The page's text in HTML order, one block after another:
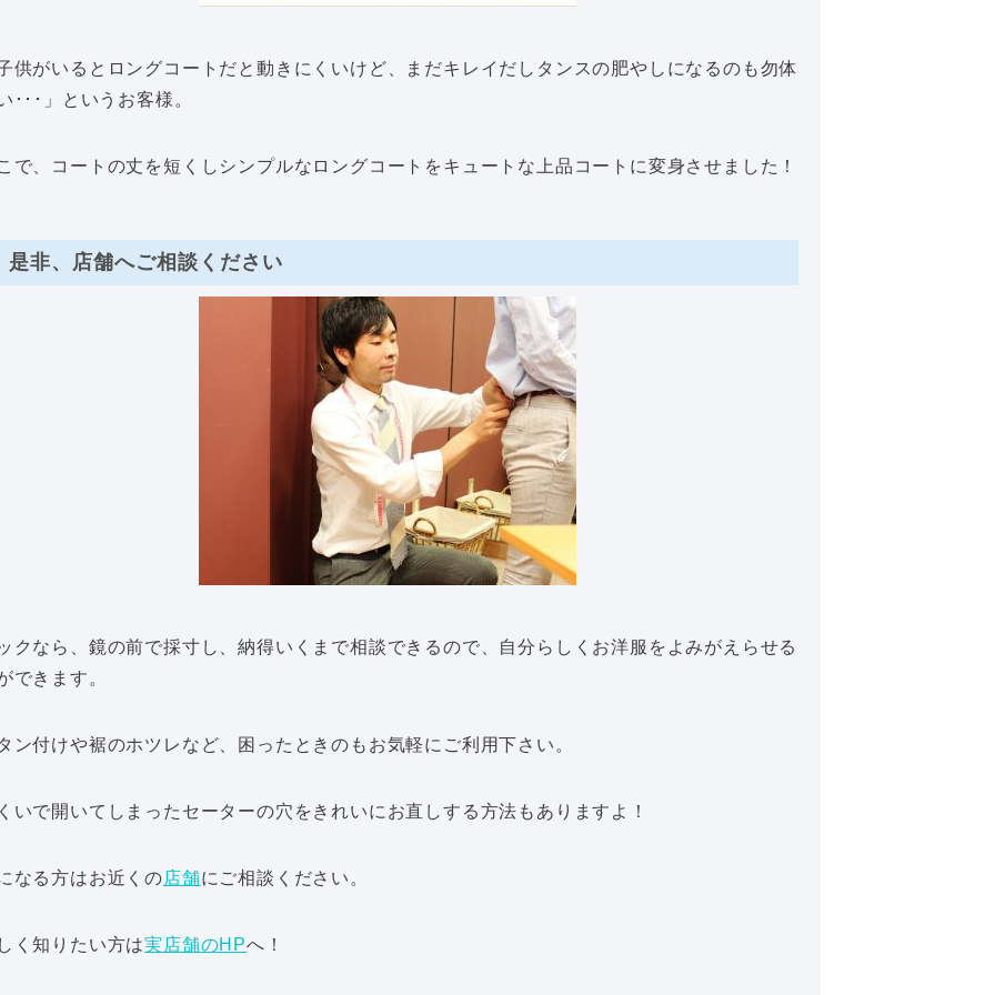
子供がいるとロングコートだと動きにくいけど、まだキレイだしタンスの肥やしになるのも勿体
･･･」というお客様。
で、コートの丈を短くしシンプルなロングコートをキュートな上品コートに変身させました！
是非、店舗へご相談ください
クなら、鏡の前で採寸し、納得いくまで相談できるので、自分らしくお洋服をよみがえらせる
できます。
ン付けや裾のホツレなど、困ったときのもお気軽にご利用下さい。
いで開いてしまったセーターの穴をきれいにお直しする方法もありますよ！
なる方はお近くの店舗にご相談ください。
く知りたい方は実店舗のHPへ！